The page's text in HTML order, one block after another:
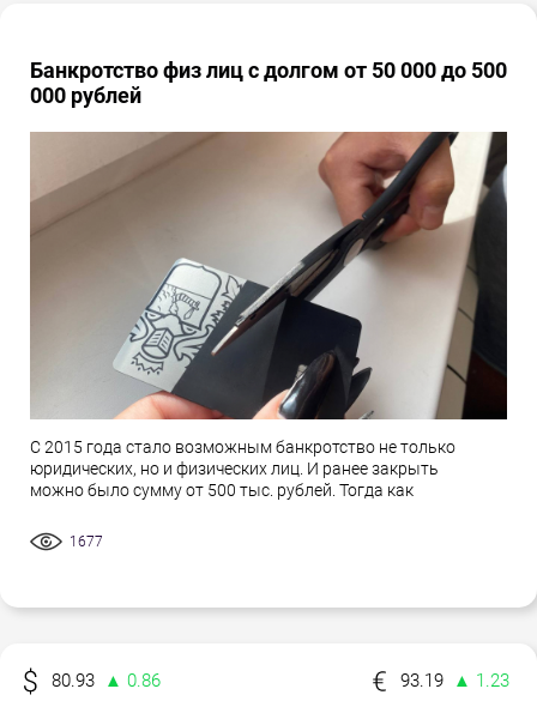
Банкротство физ лиц с долгом от 50 000 до 500
000 рублей
С 2015 года стало возможным банкротство не только
юридических, но и физических лиц. И ранее закрыть
можно было сумму от 500 тыс. рублей. Тогда как
1677
80.93 ▲ 0.86 93.19
▲ 1.23